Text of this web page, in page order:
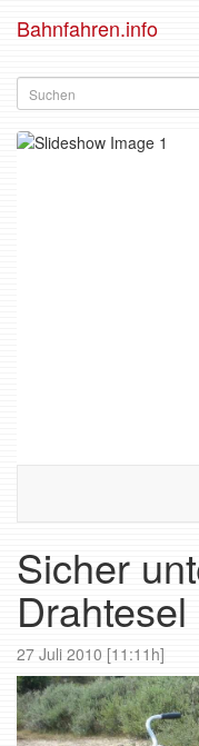
Bahnfahren.info
Sicher
Drahtesel
27 Juli 2010 [11:11h]